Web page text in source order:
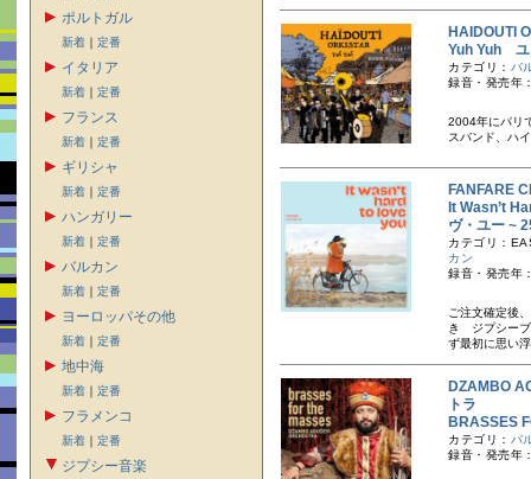
ポルトガル
新着 ｜ 定番
イタリア
新着 ｜ 定番
フランス
新着 ｜ 定番
ギリシャ
新着 ｜ 定番
ハンガリー
新着 ｜ 定番
バルカン
新着 ｜ 定番
ヨーロッパその他
新着 ｜ 定番
地中海
新着 ｜ 定番
フラメンコ
新着 ｜ 定番
ジプシー音楽
HAIDOUTI
Yuh Yuh ユ
カテゴリ： バ
録音・発売年
2004年にパリ
スバンド、ハ
FANFARE
It Wasn’t
ヴ・ユー ~
カテゴリ：
カン
録音・発売年
ご注文確定後
き ジプシーブ
ず最初に思い
DZAMBO
トラ
BRASSES
カテゴリ： バ
録音・発売年